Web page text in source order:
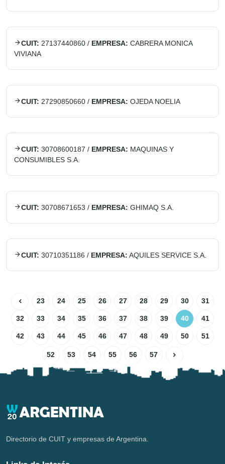
CUIT: 27137440860 / EMPRESA: CABRERA MONICA
VIVIANA
CUIT: 27290850660 / EMPRESA: OJEDA NOELIA
CUIT: 30708600187 / EMPRESA: MAQUINAS Y
CONSUMIBLES S.A.
CUIT: 30708671653 / EMPRESA: GHIMAQ S.A.
CUIT: 30710351186 / EMPRESA: AQUILES SERVICE S.A.
23 24 25 26 27 28 29 30 31
32 33 34 35 36 37 38 39 40 41
42 43 44 45 46 47 48 49 50 51
52 53 54 55 56 57
Directorio de CUIT y empresas de Argentina.